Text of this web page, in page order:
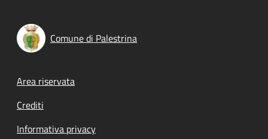
Comune di Palestrina
Footer menu
Area riservata
Crediti
Informativa privacy